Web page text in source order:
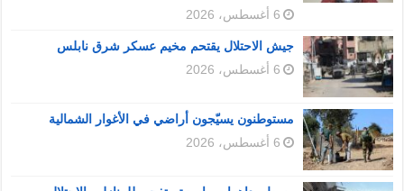
6 أغسطس، 2026
جيش الاحتلال يقتحم مخيم عسكر شرق نابلس
6 أغسطس، 2026
مستوطنون يسيّجون أراضي في الأغوار الشمالية
6 أغسطس، 2026